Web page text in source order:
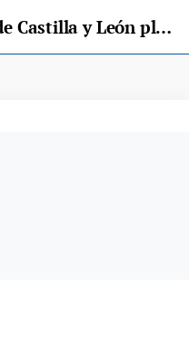
El Procurador del Común de Castilla y León plantea restringir a niños y perros la Ruta del Cares